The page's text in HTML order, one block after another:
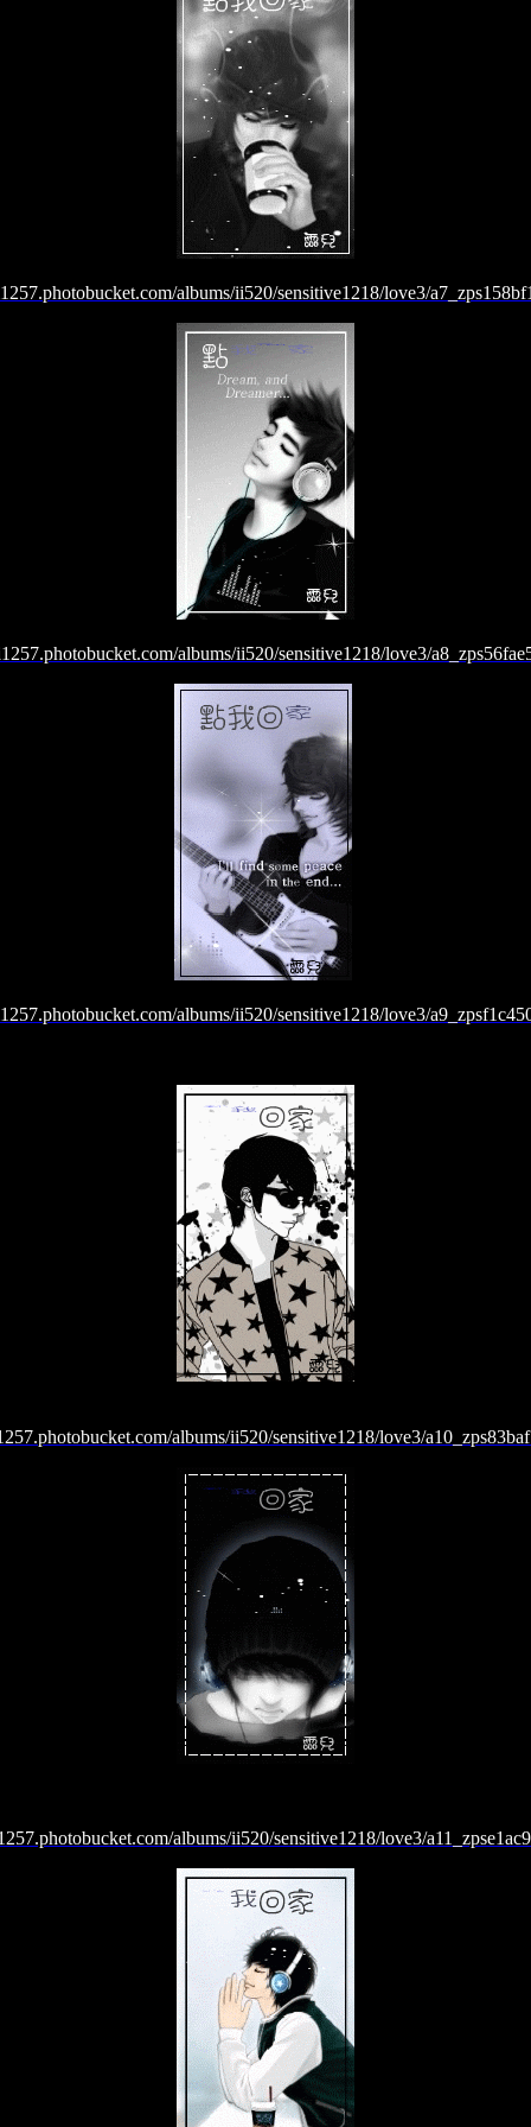
albums/ii520/sensitive1218/love3/
albums/ii520/sensitive1218/love3/
albums/ii520/sensitive1218/love3/
albums/ii520/sensitive1218/love3/
albums/ii520/sensitive1218/love3/